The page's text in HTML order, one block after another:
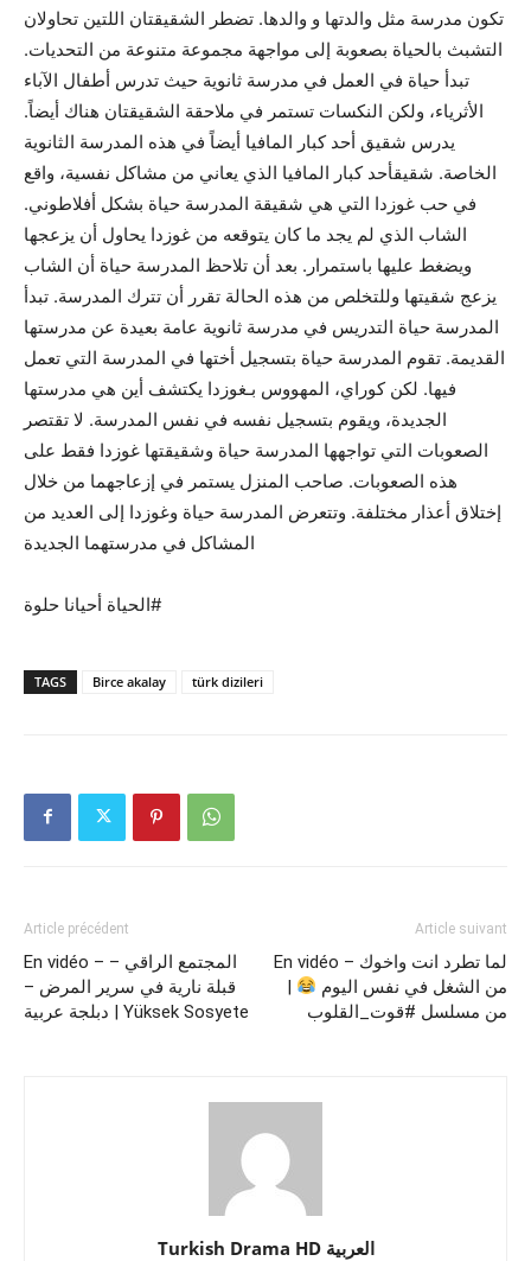
تكون مدرسة مثل والدتها و والدها. تضطر الشقيقتان اللتين تحاولان
التشبث بالحياة بصعوبة إلى مواجهة مجموعة متنوعة من التحديات.
تبدأ حياة في العمل في مدرسة ثانوية حيث تدرس أطفال الآباء
الأثرياء، ولكن النكسات تستمر في ملاحقة الشقيقتان هناك أيضاً.
يدرس شقيق أحد كبار المافيا أيضاً في هذه المدرسة الثانوية
الخاصة. شقيقأحد كبار المافيا الذي يعاني من مشاكل نفسية، واقع
في حب غوزدا التي هي شقيقة المدرسة حياة بشكل أفلاطوني.
الشاب الذي لم يجد ما كان يتوقعه من غوزدا يحاول أن يزعجها
ويضغط عليها باستمرار. بعد أن تلاحظ المدرسة حياة أن الشاب
يزعج شقيتها وللتخلص من هذه الحالة تقرر أن تترك المدرسة. تبدأ
المدرسة حياة التدريس في مدرسة ثانوية عامة بعيدة عن مدرستها
القديمة. تقوم المدرسة حياة بتسجيل أختها في المدرسة التي تعمل
فيها. لكن كوراي، المهووس بـغوزدا يكتشف أين هي مدرستها
الجديدة، ويقوم بتسجيل نفسه في نفس المدرسة. لا تقتصر
الصعوبات التي تواجهها المدرسة حياة وشقيقتها غوزدا فقط على
هذه الصعوبات. صاحب المنزل يستمر في إزعاجهما من خلال
إختلاق أعذار مختلفة. وتتعرض المدرسة حياة وغوزدا إلى العديد من
المشاكل في مدرستهما الجديدة
الحياة أحيانا حلوة#
TAGS Birce akalay türk dizileri
Article précédent
En vidéo – المجتمع الراقي –
قبلة نارية في سرير المرض –
دبلجة عربية | Yüksek Sosyete
Article suivant
En vidéo – لما تطرد انت واخوك
من الشغل في نفس اليوم
|
من مسلسل #قوت_القلوب
Turkish Drama HD العربية